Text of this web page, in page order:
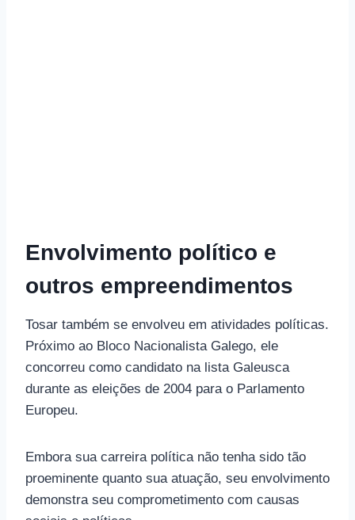
Envolvimento político e
outros empreendimentos
Tosar também se envolveu em atividades políticas.
Próximo ao Bloco Nacionalista Galego, ele
concorreu como candidato na lista Galeusca
durante as eleições de 2004 para o Parlamento
Europeu.
Embora sua carreira política não tenha sido tão
proeminente quanto sua atuação, seu envolvimento
demonstra seu comprometimento com causas